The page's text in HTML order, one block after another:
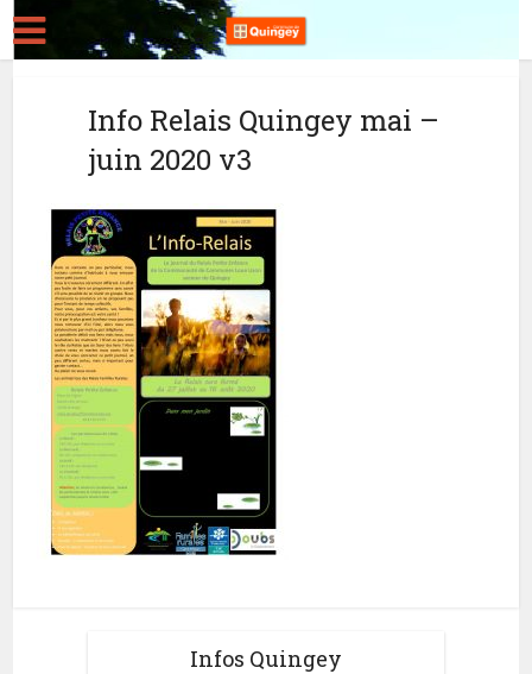
Info Relais Quingey mai –
juin 2020 v3
Infos Quingey